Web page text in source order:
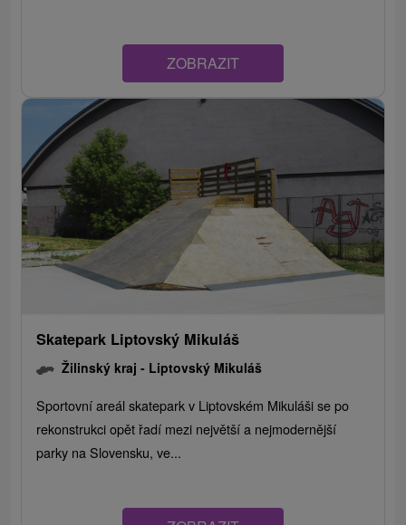
ZOBRAZIT
Skatepark Liptovský Mikuláš
Žilinský kraj - Liptovský Mikuláš
Sportovní areál skatepark v Liptovském Mikuláši se po
rekonstrukci opět řadí mezi největší a nejmodernější
parky na Slovensku, ve...